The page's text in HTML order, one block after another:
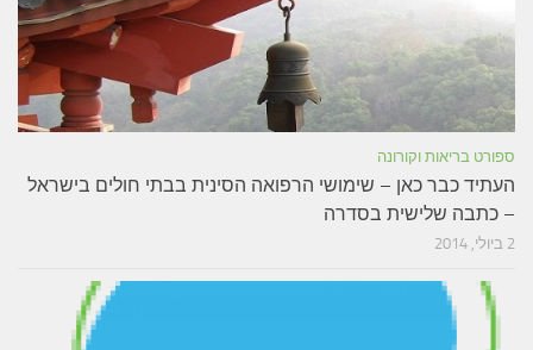
ספורט בריאות וקורונה
העתיד כבר כאן – שימושי הרפואה הסינית בבתי חולים בישראל
– כתבה שלישית בסדרה
2 ביולי, 2014